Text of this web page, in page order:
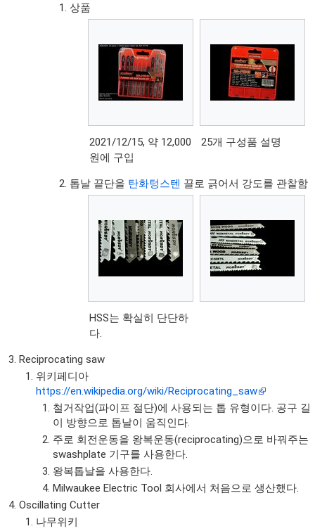
상품
2021/12/15, 약 12,000
원에 구입
25개 구성품 설명
톱날 끝단을 탄화텅스텐 끌로 긁어서 강도를 관찰함
HSS는 확실히 단단하
다.
Reciprocating saw
위키페디아
https://en.wikipedia.org/wiki/Reciprocating_saw
철거작업(파이프 절단)에 사용되는 톱 유형이다. 공구 길
이 방향으로 톱날이 움직인다.
주로 회전운동을 왕복운동(reciprocating)으로 바꿔주는
swashplate 기구를 사용한다.
왕복톱날을 사용한다.
Milwaukee Electric Tool 회사에서 처음으로 생산했다.
Oscillating Cutter
나무위키